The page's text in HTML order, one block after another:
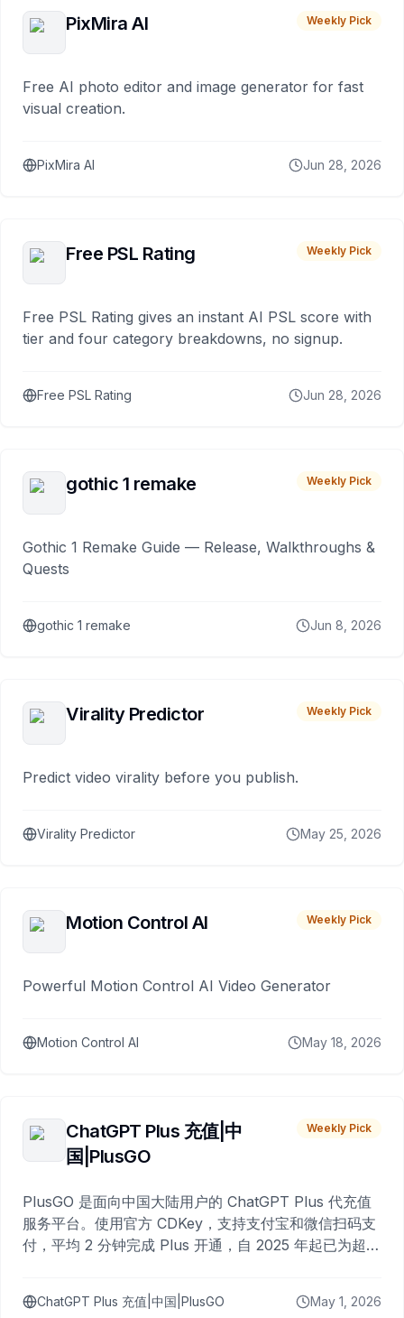
PixMira AI Weekly Pick
Free AI photo editor and image generator for fast
visual creation.
PixMira AI Jun 28, 2026
Free PSL Rating Weekly Pick
Free PSL Rating gives an instant AI PSL score with
tier and four category breakdowns, no signup.
Free PSL Rating Jun 28, 2026
gothic 1 remake Weekly Pick
Gothic 1 Remake Guide — Release, Walkthroughs &
Quests
gothic 1 remake Jun 8, 2026
Virality Predictor Weekly Pick
Predict video virality before you publish.
Virality Predictor May 25, 2026
Motion Control AI Weekly Pick
Powerful Motion Control AI Video Generator
Motion Control AI May 18, 2026
ChatGPT Plus 充值|中
国|PlusGO
Weekly Pick
PlusGO 是面向中国大陆用户的 ChatGPT Plus 代充值
服务平台。使用官方 CDKey，支持支付宝和微信扫码支
付，平均 2 分钟完成 Plus 开通，自 2025 年起已为超过
ChatGPT Plus 充值|中国|PlusGO May 1, 2026